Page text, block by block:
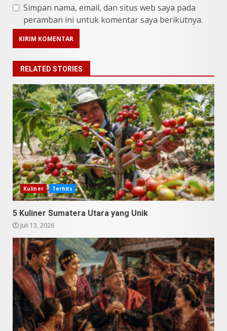
Simpan nama, email, dan situs web saya pada
peramban ini untuk komentar saya berikutnya.
RELATED STORIES
Kuliner Terhits
5 Kuliner Sumatera Utara yang Unik
Juli 13, 2026
3
9 Makanan Batak yang Wajib
Diketahui! Budaya Batak yang
Jarang Dipahami Orang
Indonesia
Juni 25, 2026
4
Juni 11, 2026
5
10 Kontroversial Orang Batak
Sering Jadi Perdebatan
Mei 25, 2026